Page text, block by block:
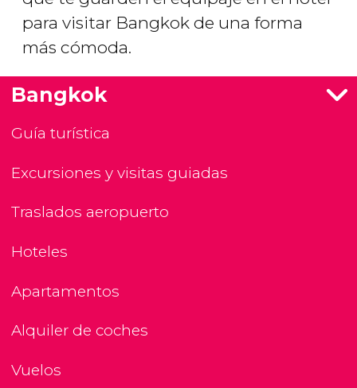
para visitar Bangkok de una forma
más cómoda.
Bangkok
Guía turística
Excursiones y visitas guiadas
Traslados aeropuerto
Hoteles
Apartamentos
Alquiler de coches
Vuelos